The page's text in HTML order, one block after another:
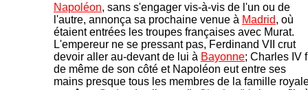
Napoléon, sans s'engager vis-à-vis de l'un ou de
l'autre, annonça sa prochaine venue à Madrid, où
étaient entrées les troupes françaises avec Murat.
L'empereur ne se pressant pas, Ferdinand VII crut
devoir aller au-devant de lui à Bayonne; Charles IV
de même de son côté et Napoléon eut entre ses
mains presque tous les membres de la famille